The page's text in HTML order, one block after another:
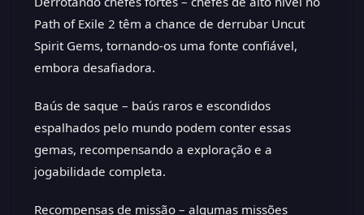
Path of Exile 2 têm a chance de derrubar Uncut
Spirit Gems, tornando-os uma fonte confiável,
embora desafiadora.
Baús de saque – baús raros e escondidos
espalhados pelo mundo podem conter essas
gemas, recompensando a exploração e a
jogabilidade completa.
Recompensas de missão – algumas missões